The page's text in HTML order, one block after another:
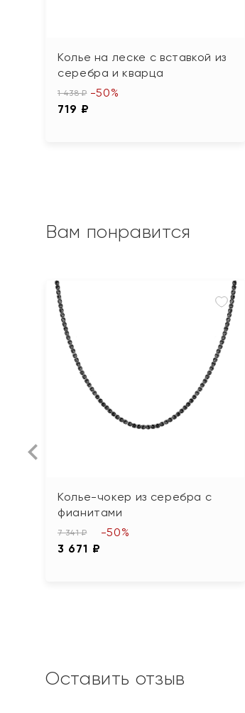
Колье на леске с вставкой из
серебра и кварца
1 438 ₽
719 ₽
-50%
Вам понравится
Колье-чокер из серебра с
фианитами
7 341 ₽
3 671 ₽
-50%
Оставить отзыв